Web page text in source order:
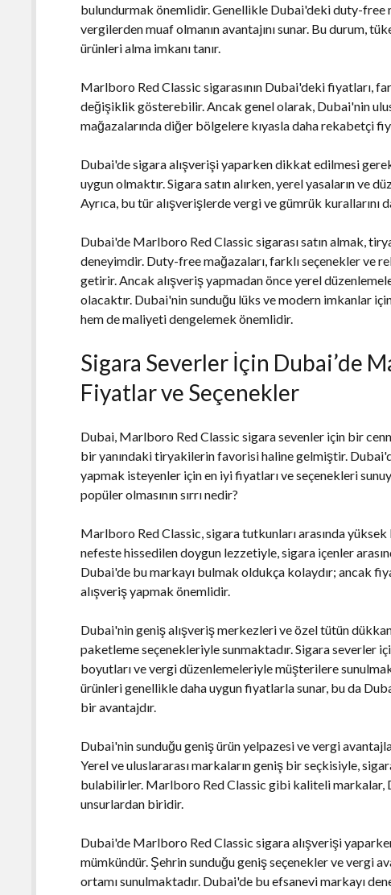
bulundurmak önemlidir. Genellikle Dubai'deki duty-free
vergilerden muaf olmanın avantajını sunar. Bu durum,
ürünleri alma imkanı tanır.
Marlboro Red Classic sigarasının Dubai'deki fiyatları,
değişiklik gösterebilir. Ancak genel olarak, Dubai'nin
mağazalarında diğer bölgelere kıyasla daha rekabetçi
Dubai'de sigara alışverişi yaparken dikkat edilmesi
uygun olmaktır. Sigara satın alırken, yerel yasaların ve
Ayrıca, bu tür alışverişlerde vergi ve gümrük
Dubai'de Marlboro Red Classic sigarası satın almak,
deneyimdir. Duty-free mağazaları, farklı seçenekler ve
getirir. Ancak alışveriş yapmadan önce yerel
olacaktır. Dubai'nin sunduğu lüks ve modern imkanlar
hem de maliyeti dengelemek önemlidir.
Sigara Severler İçin Dubai’de
Fiyatlar ve Seçenekler
Dubai, Marlboro Red Classic sigara sevenler için bir
bir yanındaki tiryakilerin favorisi haline gelmiştir.
yapmak isteyenler için en iyi fiyatları ve seçenekleri
popüler olmasının sırrı nedir?
Marlboro Red Classic, sigara tutkunları arasında
nefeste hissedilen doygun lezzetiyle, sigara içenler
Dubai'de bu markayı bulmak oldukça kolaydır; ancak
alışveriş yapmak önemlidir.
Dubai'nin geniş alışveriş merkezleri ve özel tütün
paketleme seçenekleriyle sunmaktadır. Sigara severler
boyutları ve vergi düzenlemeleriyle müşterilere
ürünleri genellikle daha uygun fiyatlarla sunar, bu da
bir avantajdır.
Dubai'nin sunduğu geniş ürün yelpazesi ve vergi
Yerel ve uluslararası markaların geniş bir seçkisiyle,
bulabilirler. Marlboro Red Classic gibi kaliteli markalar,
unsurlardan biridir.
Dubai'de Marlboro Red Classic sigara alışverişi
mümkündür. Şehrin sunduğu geniş seçenekler ve vergi
ortamı sunulmaktadır. Dubai'de bu efsanevi markayı